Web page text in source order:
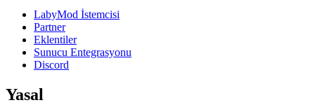
LabyMod İstemcisi
Partner
Eklentiler
Sunucu Entegrasyonu
Discord
Yasal